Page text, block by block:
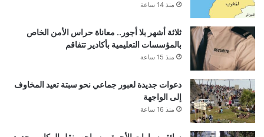
منذ 14 ساعة
ثلاثة أشهر بلا أجور.. معاناة حراس الأمن الخاص
بالمؤسسات التعليمية بأكادير تتفاقم
منذ 15 ساعة
دعوات جديدة لعبور جماعي نحو سبتة تعيد المخاوف
إلى الواجهة
منذ 16 ساعة